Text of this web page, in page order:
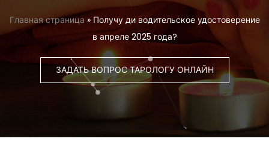
Главная страница » Получу ди водительское удостоверение
в апреле 2025 года?
ЗАДАТЬ ВОПРОС ТАРОЛОГУ ОНЛАЙН